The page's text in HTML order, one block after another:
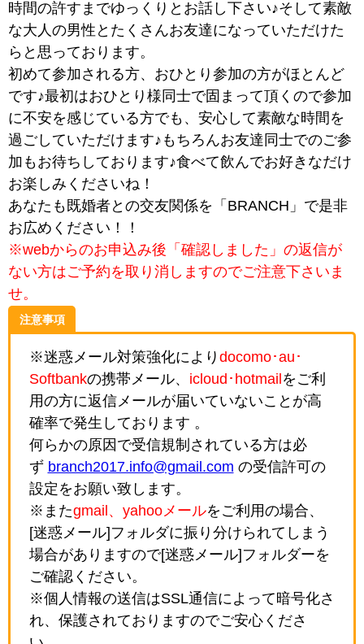
時間の許すまでゆっくりとお話し下さい♪そして素敵
な大人の男性とたくさんお友達になっていただけた
らと思っております。
初めて参加される方、おひとり参加の方がほとんど
です♪最初はおひとり様同士で固まって頂くので参加
に不安を感じている方でも、安心して素敵な時間を
過ごしていただけます♪もちろんお友達同士でのご参
加もお待ちしております♪食べて飲んでお好きなだけ
お楽しみくださいね！
あなたも既婚者との交友関係を「BRANCH」で是非
お広めください！！
※webからのお申込み後「確認しました」の返信が
ない方はご予約を取り消しますのでご注意下さいま
せ。
注意事項
※迷惑メール対策強化により docomo･au･
Softbankの携帯メール、 icloud･hotmail をご利
用の方に返信メールが届いていないことが高
確率で発生しております 。
何らかの原因で受信規制されている方は必
ず branch2017.info@gmail.com の受信許可の
設定をお願い致します。
※またgmail、yahooメールをご利用の場合、
[迷惑メール]フォルダに振り分けられてしまう
場合がありますので[迷惑メール]フォルダーを
ご確認ください。
※個人情報の送信はSSL通信によって暗号化さ
れ、保護されておりますのでご安心くださ